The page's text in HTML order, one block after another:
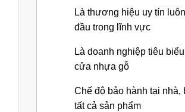
Là thương hiệu uy tín
đầu trong lĩnh vực
Là doanh nghiệp tiêu
cửa nhựa gỗ
Chế độ bảo hành tại nhà,
tất cả sản phẩm